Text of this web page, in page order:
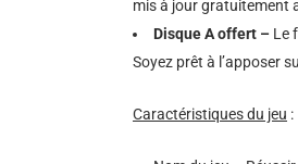
mis à jour gratuitement
Disque A offert – Le
Soyez prêt à l’apposer
Caractéristiques du jeu :